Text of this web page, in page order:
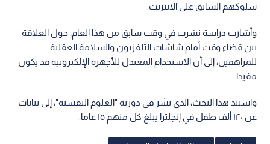
سلوكهم السابق على الانترنت.
وأشارت دراسة نشرت في وقت سابق من هذا العام، حول العلاقة
بين قضاء وقت أمام شاشات التلفزيون والسلامة العقلية
للمراهقين، إلى أن الاستخدام المعتدل للأجهزة الإلكترونية قد يكون
مفيدا.
واستند هذا البحث، الذي نشر في دورية "العلوم النفسية"، إلى بيانات
عن ١٢٠ ألف طفل في إنجلترا يبلغ كل منهم ١٥ عاما.